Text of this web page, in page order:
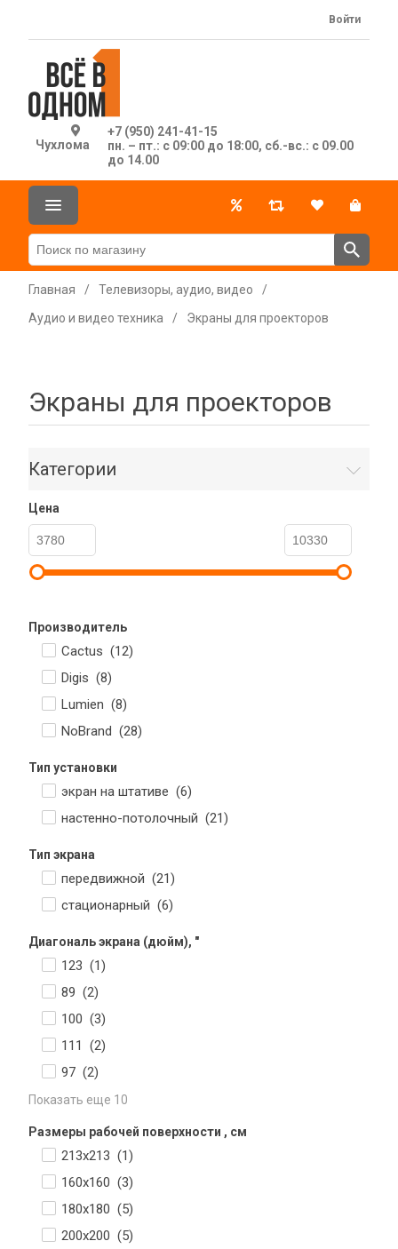
Чухлома
+7 (950) 241-41-15
пн. – пт.: с 09:00 до 18:00, сб.-вс.: с 09.00
до 14.00
Войти
Главная / Телевизоры, аудио, видео
/
Аудио и видео техника
/ Экраны для проекторов
Экраны для проекторов
Категории
Цена
Производитель
Cactus (12)
Digis (8)
Lumien (8)
NoBrand (28)
Тип установки
экран на штативе (6)
настенно-потолочный (21)
Тип экрана
передвижной (21)
стационарный (6)
Диагональ экрана (дюйм), "
123 (1)
89 (2)
100 (3)
111 (2)
97 (2)
Показать еще 10
Размеры рабочей поверхности , см
213x213 (1)
160х160 (3)
180х180 (5)
200х200 (5)